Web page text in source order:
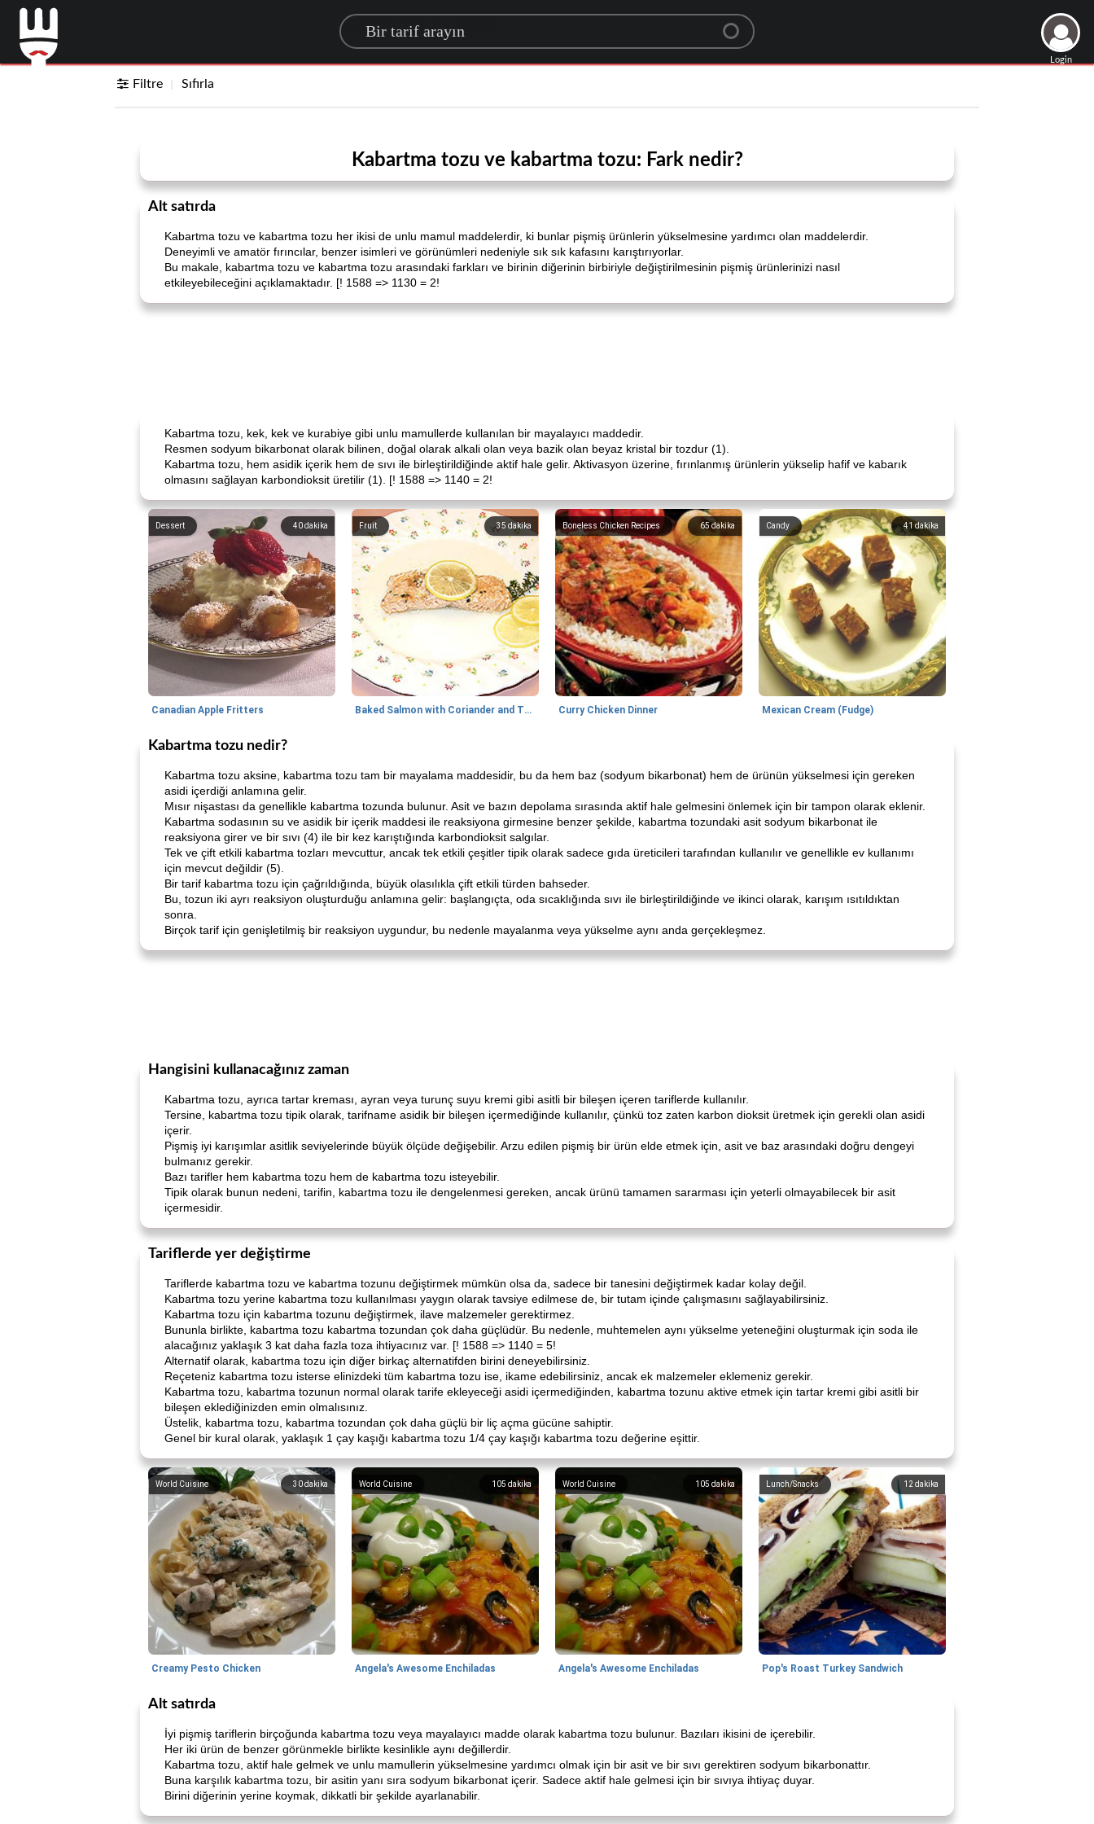
Search for a recipe
Login
Filtre Sıfırla
Kabartma tozu ve kabartma tozu: Fark nedir?
Alt satırda
Kabartma tozu ve kabartma tozu her ikisi de unlu mamul maddelerdir, ki bunlar pişmiş ürünlerin yükselmesine yardımcı olan maddelerdir.
Deneyimli ve amatör fırıncılar, benzer isimleri ve görünümleri nedeniyle sık sık kafasını karıştırıyorlar.
Bu makale, kabartma tozu ve kabartma tozu arasındaki farkları ve birinin diğerinin birbiriyle değiştirilmesinin pişmiş ürünlerinizi nasıl
etkileyebileceğini açıklamaktadır. [! 1588 => 1130 = 2!
Kabartma tozu, kek, kek ve kurabiye gibi unlu mamullerde kullanılan bir mayalayıcı maddedir.
Resmen sodyum bikarbonat olarak bilinen, doğal olarak alkali olan veya bazik olan beyaz kristal bir tozdur (1).
Kabartma tozu, hem asidik içerik hem de sıvı ile birleştirildiğinde aktif hale gelir. Aktivasyon üzerine, fırınlanmış ürünlerin yükselip hafif ve kabarık
olmasını sağlayan karbondioksit üretilir (1). [! 1588 => 1140 = 2!
40dakika
Dessert
Canadian Apple Fritters
35 dakika
Fruit
Baked Salmon with Coriander and Thyme
65 dakika
Boneless Chicken Recipes
Curry Chicken Dinner
41 dakika
Candy
Mexican Cream (Fudge)
Kabartma tozu nedir?
Kabartma tozu aksine, kabartma tozu tam bir mayalama maddesidir, bu da hem baz (sodyum bikarbonat) hem de ürünün yükselmesi için gereken
asidi içerdiği anlamına gelir.
Mısır nişastası da genellikle kabartma tozunda bulunur. Asit ve bazın depolama sırasında aktif hale gelmesini önlemek için bir tampon olarak eklenir.
Kabartma sodasının su ve asidik bir içerik maddesi ile reaksiyona girmesine benzer şekilde, kabartma tozundaki asit sodyum bikarbonat ile
reaksiyona girer ve bir sıvı (4) ile bir kez karıştığında karbondioksit salgılar.
Tek ve çift etkili kabartma tozları mevcuttur, ancak tek etkili çeşitler tipik olarak sadece gıda üreticileri tarafından kullanılır ve genellikle ev kullanımı
için mevcut değildir (5).
Bir tarif kabartma tozu için çağrıldığında, büyük olasılıkla çift etkili türden bahseder.
Bu, tozun iki ayrı reaksiyon oluşturduğu anlamına gelir: başlangıçta, oda sıcaklığında sıvı ile birleştirildiğinde ve ikinci olarak, karışım ısıtıldıktan
sonra.
Birçok tarif için genişletilmiş bir reaksiyon uygundur, bu nedenle mayalanma veya yükselme aynı anda gerçekleşmez.
Hangisini kullanacağınız zaman
Kabartma tozu, ayrıca tartar kreması, ayran veya turunç suyu kremi gibi asitli bir bileşen içeren tariflerde kullanılır.
Tersine, kabartma tozu tipik olarak, tarifname asidik bir bileşen içermediğinde kullanılır, çünkü toz zaten karbon dioksit üretmek için gerekli olan asidi
içerir.
Pişmiş iyi karışımlar asitlik seviyelerinde büyük ölçüde değişebilir. Arzu edilen pişmiş bir ürün elde etmek için, asit ve baz arasındaki doğru dengeyi
bulmanız gerekir.
Bazı tarifler hem kabartma tozu hem de kabartma tozu isteyebilir.
Tipik olarak bunun nedeni, tarifin, kabartma tozu ile dengelenmesi gereken, ancak ürünü tamamen sararması için yeterli olmayabilecek bir asit
içermesidir.
Tariflerde yer değiştirme
Tariflerde kabartma tozu ve kabartma tozunu değiştirmek mümkün olsa da, sadece bir tanesini değiştirmek kadar kolay değil.
Kabartma tozu yerine kabartma tozu kullanılması yaygın olarak tavsiye edilmese de, bir tutam içinde çalışmasını sağlayabilirsiniz.
Kabartma tozu için kabartma tozunu değiştirmek, ilave malzemeler gerektirmez.
Bununla birlikte, kabartma tozu kabartma tozundan çok daha güçlüdür. Bu nedenle, muhtemelen aynı yükselme yeteneğini oluşturmak için soda ile
alacağınız yaklaşık 3 kat daha fazla toza ihtiyacınız var. [! 1588 => 1140 = 5!
Alternatif olarak, kabartma tozu için diğer birkaç alternatifden birini deneyebilirsiniz.
Reçeteniz kabartma tozu isterse elinizdeki tüm kabartma tozu ise, ikame edebilirsiniz, ancak ek malzemeler eklemeniz gerekir.
Kabartma tozu, kabartma tozunun normal olarak tarife ekleyeceği asidi içermediğinden, kabartma tozunu aktive etmek için tartar kremi gibi asitli bir
bileşen eklediğinizden emin olmalısınız.
Üstelik, kabartma tozu, kabartma tozundan çok daha güçlü bir liç açma gücüne sahiptir.
Genel bir kural olarak, yaklaşık 1 çay kaşığı kabartma tozu 1/4 çay kaşığı kabartma tozu değerine eşittir.
30dakika
World Cuisine
Creamy Pesto Chicken
105 dakika
World Cuisine
Angela's Awesome Enchiladas
105 dakika
World Cuisine
Angela's Awesome Enchiladas
12 dakika
Lunch/Snacks
Pop's Roast Turkey Sandwich
Alt satırda
İyi pişmiş tariflerin birçoğunda kabartma tozu veya mayalayıcı madde olarak kabartma tozu bulunur. Bazıları ikisini de içerebilir.
Her iki ürün de benzer görünmekle birlikte kesinlikle aynı değillerdir.
Kabartma tozu, aktif hale gelmek ve unlu mamullerin yükselmesine yardımcı olmak için bir asit ve bir sıvı gerektiren sodyum bikarbonattır.
Buna karşılık kabartma tozu, bir asitin yanı sıra sodyum bikarbonat içerir. Sadece aktif hale gelmesi için bir sıvıya ihtiyaç duyar.
Birini diğerinin yerine koymak, dikkatli bir şekilde ayarlanabilir.